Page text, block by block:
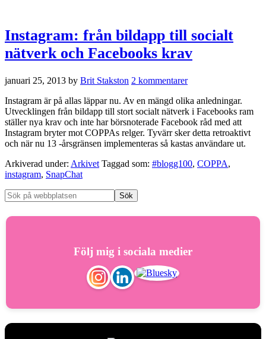
Instagram: från bildapp till socialt
nätverk och Facebooks krav
januari 25, 2013 by Brit Stakston 2 kommentarer
Instagram är på allas läppar nu. Av en mängd olika anledningar.
Utvecklingen från bildapp till stort socialt nätverk i Facebooks ram
ställer nya krav och inte har börsnoterade Facebook råd med att
Instagram bryter mot COPPAs relger. Tyvärr sker detta retroaktivt
och när nu 13 -årsgränsen implementeras så kastas användare ut.
Arkiverad under: Arkivet Taggad som: #blogg100, COPPA,
instagram, SnapChat
Följ mig i sociala medier